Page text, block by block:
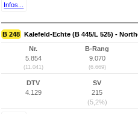
Infos...
B 248 Kalefeld-Echte (B 445/L 525) -
Nr.
5.854
(11.041)
B-Rang
9.070
(6.669)
DTV
4.129
SV
215
(5,2%)